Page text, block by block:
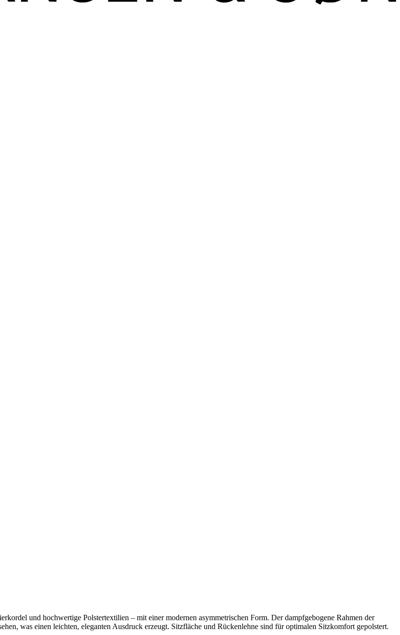
und hochwertige Polstertextilien – mit einer modernen asymmetrischen Form. Der dampfgebogene Rahmen der
was einen leichten, eleganten Ausdruck erzeugt. Sitzfläche und Rückenlehne sind für optimalen Sitzkomfort gepolstert.